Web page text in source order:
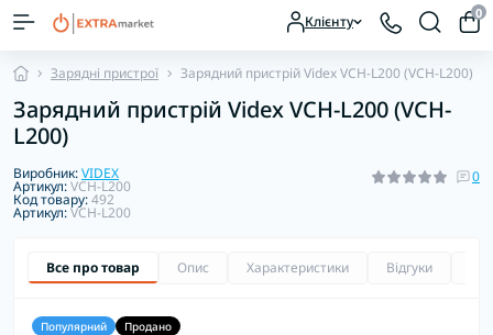
Клієнту 0
Зарядні пристрої Зарядний пристрій Videx VCH-L200 (VCH-L200)
Зарядний пристрій Videx VCH-L200 (VCH-
L200)
Виробник:VIDEX
Артикул:VCH-L200
Код товару:492
Артикул:VCH-L200
0
Все про товар Опис Характеристики Відгуки
Популярний Продано